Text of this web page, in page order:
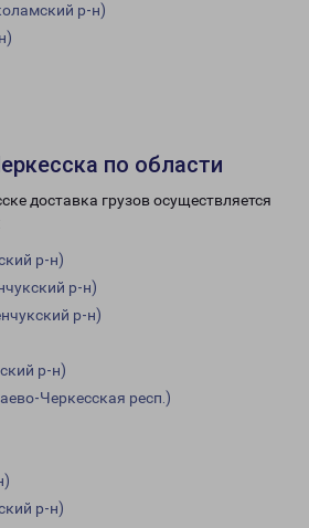
р-н)
по области
доставка грузов осуществляется
р-н)
р-н)
р-н)
р-н)
Черкесская респ.)
р-н)